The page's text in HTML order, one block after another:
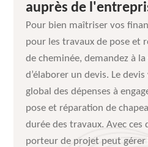
auprès de
Pour bien maîtriser vos
pour les travaux de pose et
de cheminée, demandez à
d’élaborer un devis. Le
global des dépenses à
pose et réparation de
durée des travaux. Avec ces
porteur de projet peut gérer